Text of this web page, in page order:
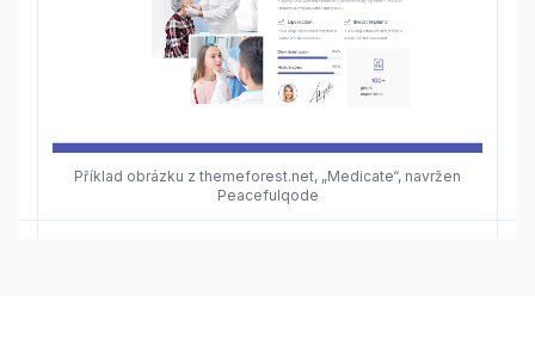
Příklad obrázku z themeforest.net, „Medicate“, navržen
Peacefulqode